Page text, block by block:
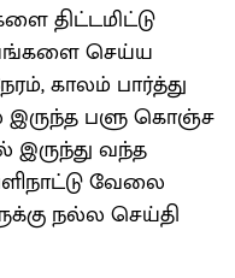
திட்டமிட்டு
செய்ய
காலம் பார்த்து
இருந்த பளு கொஞ்ச
இருந்து வந்த
வேலை
நல்ல செய்தி